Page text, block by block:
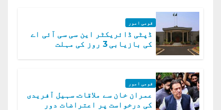
قومی امور
ڈپٹی ڈائریکٹر این سی سی آئی اے
کی بازیابی 3 روز کی مہلت
قومی امور
عمران خان سے ملاقات. سہیل آفریدی
کی درخواست پر اعتراضات دور